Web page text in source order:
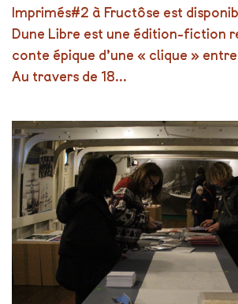
Imprimés#2 à Fructôse est
Dune Libre est une édition-fiction
conte épique d’une « clique »
Au travers de 18...